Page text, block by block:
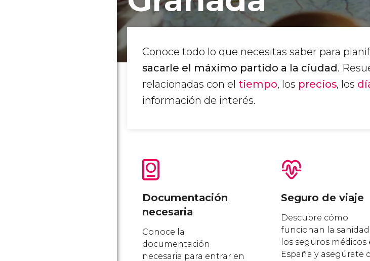
Conoce todo lo que necesitas saber para
sacarle el máximo partido a la ciudad.
relacionadas con el tiempo, los precios, los
información de interés.
Documentación
necesaria
Conoce la
documentación
necesaria para entrar en
Seguro de viaje
Descubre cómo
funcionan la
los seguros médicos
España y asegúrate